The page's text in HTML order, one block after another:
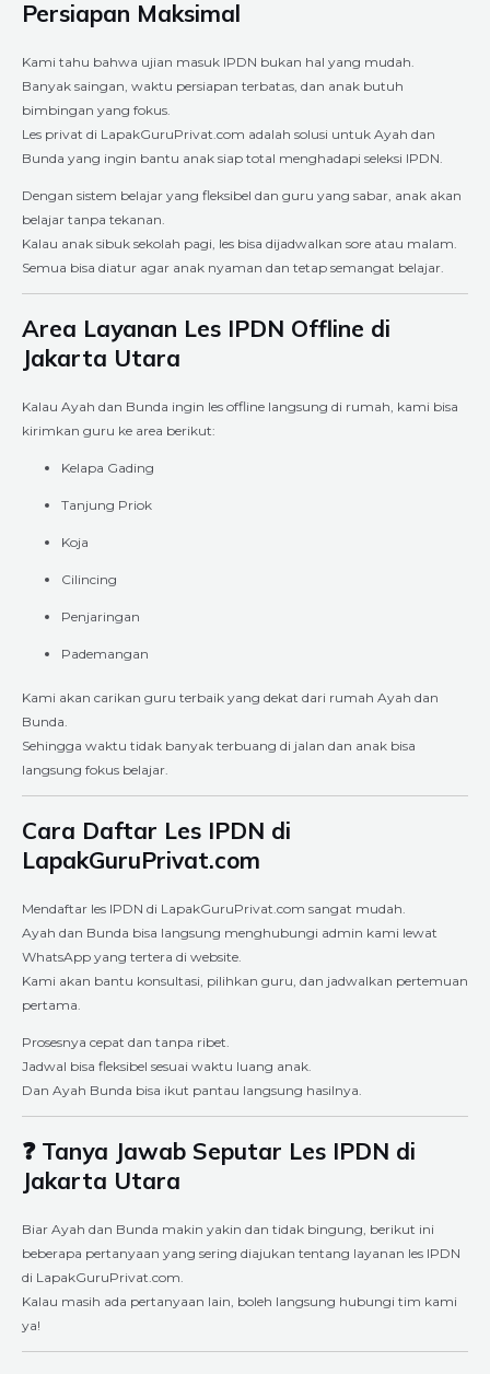
Persiapan Maksimal
Kami tahu bahwa ujian masuk IPDN bukan hal yang mudah.
Banyak saingan, waktu persiapan terbatas, dan anak butuh
bimbingan yang fokus.
Les privat di LapakGuruPrivat.com adalah solusi untuk Ayah dan
Bunda yang ingin bantu anak siap total menghadapi seleksi IPDN.
Dengan sistem belajar yang fleksibel dan guru yang sabar, anak akan
belajar tanpa tekanan.
Kalau anak sibuk sekolah pagi, les bisa dijadwalkan sore atau malam.
Semua bisa diatur agar anak nyaman dan tetap semangat belajar.
Area Layanan Les IPDN Offline di
Jakarta Utara
Kalau Ayah dan Bunda ingin les offline langsung di rumah, kami bisa
kirimkan guru ke area berikut:
Kelapa Gading
Tanjung Priok
Koja
Cilincing
Penjaringan
Pademangan
Kami akan carikan guru terbaik yang dekat dari rumah Ayah dan
Bunda.
Sehingga waktu tidak banyak terbuang di jalan dan anak bisa
langsung fokus belajar.
Cara Daftar Les IPDN di
LapakGuruPrivat.com
Mendaftar les IPDN di LapakGuruPrivat.com sangat mudah.
Ayah dan Bunda bisa langsung menghubungi admin kami lewat
WhatsApp yang tertera di website.
Kami akan bantu konsultasi, pilihkan guru, dan jadwalkan pertemuan
pertama.
Prosesnya cepat dan tanpa ribet.
Jadwal bisa fleksibel sesuai waktu luang anak.
Dan Ayah Bunda bisa ikut pantau langsung hasilnya.
❓ Tanya Jawab Seputar Les IPDN di
Jakarta Utara
Biar Ayah dan Bunda makin yakin dan tidak bingung, berikut ini
beberapa pertanyaan yang sering diajukan tentang layanan les IPDN
di LapakGuruPrivat.com.
Kalau masih ada pertanyaan lain, boleh langsung hubungi tim kami
ya!